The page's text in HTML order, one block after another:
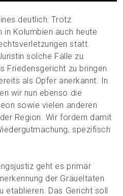
deutlich: Trotz
in Kolumbien auch heute
statt.
solche Fälle zu
Friedensgericht zu bringen.
als Opfer anerkannt. In
wir nun ebenso die
sowie vielen anderen
Region. Wir fordern damit
spezifisch
geht es primär
der Gräueltaten
etablieren. Das Gericht soll